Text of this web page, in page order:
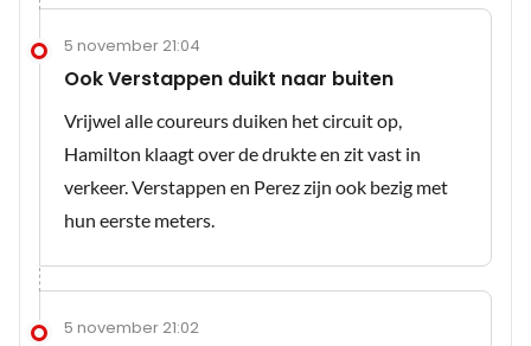
5 november 21:04
Ook Verstappen duikt naar buiten
Vrijwel alle coureurs duiken het circuit op,
Hamilton klaagt over de drukte en zit vast in
verkeer. Verstappen en Perez zijn ook bezig met
hun eerste meters.
5 november 21:02